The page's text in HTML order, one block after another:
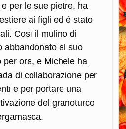
e per le sue pietre, ha
ai figli ed è stato
Così il mulino di
abbandonato al suo
per ora, e Michele ha
di collaborazione per
e per portare una
del granoturco